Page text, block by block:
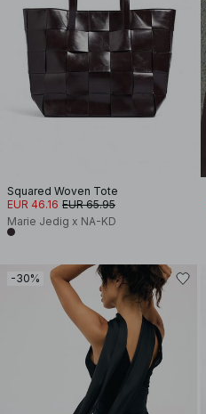
Squared Woven Tote
EUR 46.16 EUR 65.95
Marie Jedig x NA-KD
-30%